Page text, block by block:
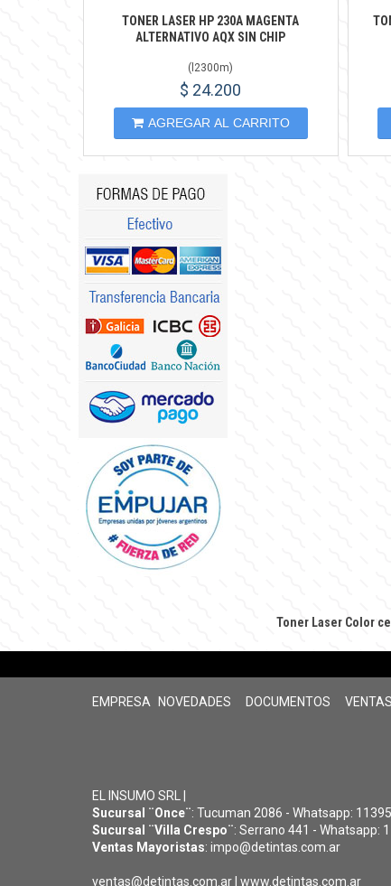
TONER LASER HP 230A MAGENTA
ALTERNATIVO AQX SIN CHIP
( l2300m)
$ 24.200
AGREGAR AL CARRITO
Toner Laser Color
EMPRESA NOVEDADES DOCUMENTOS
EL INSUMO SRL |
Sucursal ¨Once¨: Tucuman 2086 - Whatsapp:
Sucursal ¨Villa Crespo¨: Serrano 441 - Whatsapp:
Ventas Mayoristas: impo@detintas.com.ar
ventas@detintas.com.ar www.detintas.com.ar